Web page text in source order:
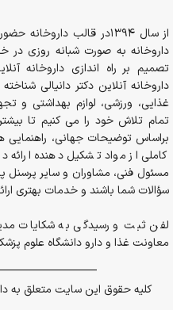
تصمیم بر راه اندازی داروخانه
داروخانه آنلاین دکتر دانیالی
غذایی، ورزشی، لوازم بهداشتی و
تمام تلاش خود را می کنیم تا
براساس توضیحات جهانی،
کاملی از مواد تشکیل دهنده
مسئول فنی، مشاوران و سایر پرسنل
سؤالات شما باشند و خدمات بهتری
لفن ثبت و رسیدگی به شکایات
معاونت غذا و دارو دانشگاه علوم پزشکی شیراز:
کلیه حقوق این سایت متعلق به